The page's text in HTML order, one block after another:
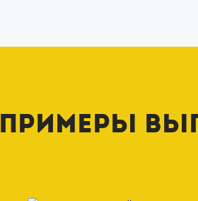
Примеры